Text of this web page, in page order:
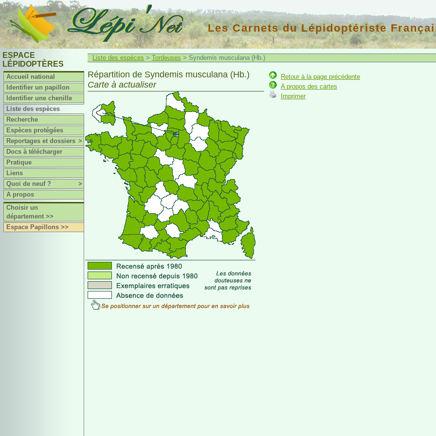
Les Carnets du Lépidoptériste
ESPACE
LÉPIDOPTÈRES
Accueil national
Identifier un papillon
Identifier une chenille
Liste des espèces
Recherche
Espèces protégées
Reportages et dossiers >
Docs à télécharger
Pratique
Liens
Quoi de neuf ?
>
A propos
Choisir un
département >>
Espace Papillons >>
Liste des espèces > Tordeuses > Syndemis musculana (Hb.)
Répartition de Syndemis musculana (Hb.)
Carte à actualiser
Retour à la page précédente
A propos des cartes
Imprimer